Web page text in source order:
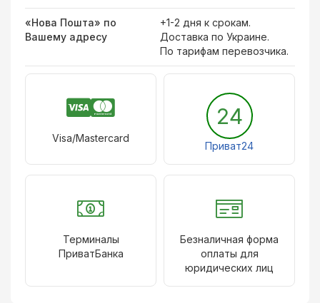
«Нова Пошта» по
Вашему адресу
+1-2 дня к срокам.
Доставка по Украине.
По тарифам перевозчика.
Visa/Mastercard
24
Приват24
Терминалы
ПриватБанка
Безналичная форма
оплаты для
юридических лиц